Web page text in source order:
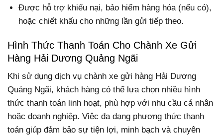
Được hỗ trợ khiếu nại, bảo hiểm hàng hóa (nếu có),
hoặc chiết khấu cho những lần gửi tiếp theo.
Hình Thức Thanh Toán Cho Chành Xe Gửi
Hàng Hải Dương Quảng Ngãi
Khi sử dụng dịch vụ chành xe gửi hàng Hải Dương
Quảng Ngãi, khách hàng có thể lựa chọn nhiều hình
thức thanh toán linh hoạt, phù hợp với nhu cầu cá nhân
hoặc doanh nghiệp. Việc đa dạng phương thức thanh
toán giúp đảm bảo sự tiện lợi, minh bạch và chuyên